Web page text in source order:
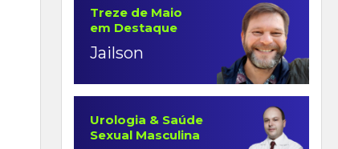
Treze de Maio
em Destaque
Jailson
Urologia & Saúde
Sexual Masculina